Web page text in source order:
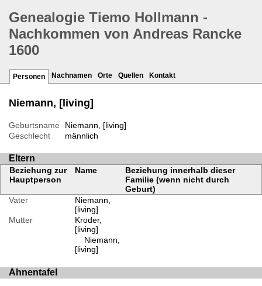
Genealogie Tiemo Hollmann -
Nachkommen von Andreas Rancke
1600
Personen Nachnamen Orte Quellen Kontakt
Niemann, [living]
Geburtsname
Niemann, [living]
Geschlecht
männlich
Eltern
Beziehung zur
Hauptperson
Name
Beziehung innerhalb dieser
Familie (wenn nicht durch
Geburt)
Vater
Niemann,
[living]
Mutter
Kroder,
[living]
Niemann,
[living]
Ahnentafel